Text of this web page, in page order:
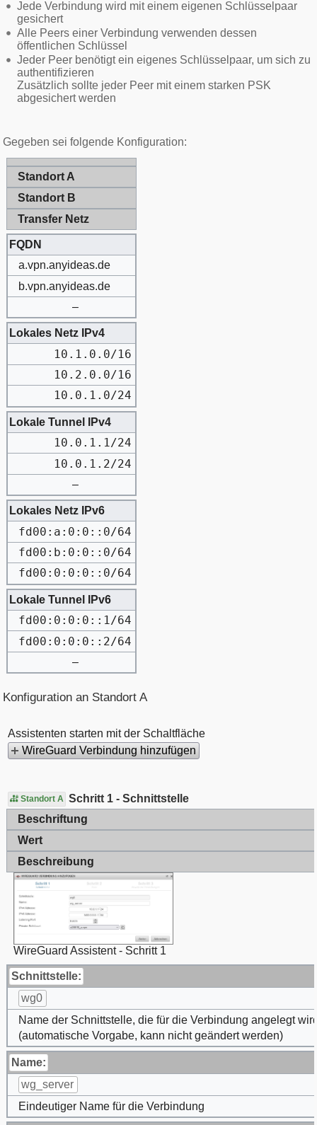
Jede Verbindung wird mit einem eigenen Schlüsselpaar
gesichert
Alle Peers einer Verbindung verwenden dessen
öffentlichen Schlüssel
Jeder Peer benötigt ein eigenes Schlüsselpaar, um sich zu
authentifizieren
Zusätzlich sollte jeder Peer mit einem starken PSK
abgesichert werden
Gegeben sei folgende Konfiguration:
Standort A
Standort B
Transfer Netz
FQDN
a.vpn.anyideas.de
b.vpn.anyideas.de
–
Lokales Netz IPv4
10.1.0.0/16
10.2.0.0/16
10.0.1.0/24
Lokale Tunnel IPv4
10.0.1.1/24
10.0.1.2/24
–
Lokales Netz IPv6
fd00:a:0:0::0/64
fd00:b:0:0::0/64
fd00:0:0:0::0/64
Lokale Tunnel IPv6
fd00:0:0:0::1/64
fd00:0:0:0::2/64
–
Konfiguration an Standort A
Assistenten starten mit der Schaltfläche
WireGuard Verbindung hinzufügen
Standort A Schritt 1 - Schnittstelle
Beschriftung
Wert
Beschreibung
WireGuard Assistent - Schritt 1
Schnittstelle:
wg0
Name der Schnittstelle, die für die Verbindung angelegt
(automatische Vorgabe, kann nicht geändert werden)
Name:
wg_server
Eindeutiger Name für die Verbindung